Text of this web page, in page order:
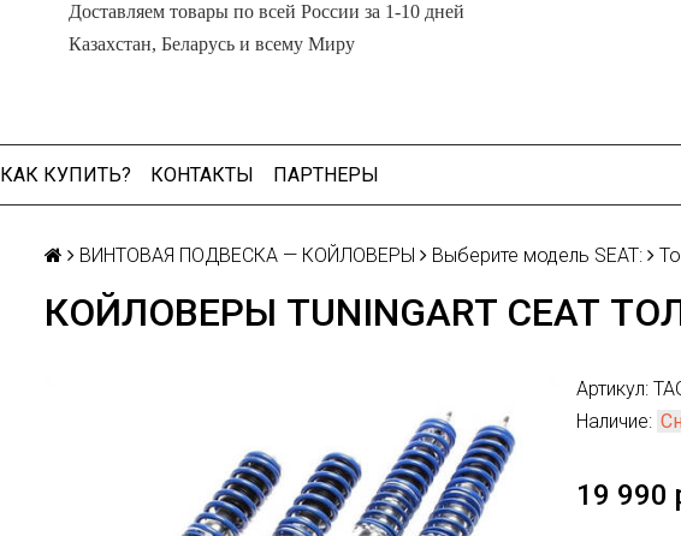
Доставляем товары по всей России за 1-10 дней
Казахстан, Беларусь и всему Миру
КАК КУПИТЬ? КОНТАКТЫ ПАРТНЕРЫ
ВИНТОВАЯ ПОДВЕСКА — КОЙЛОВЕРЫ Выберите модель SEAT:
КОЙЛОВЕРЫ TUNINGART СЕАТ
Артикул:
Наличие:
19 990